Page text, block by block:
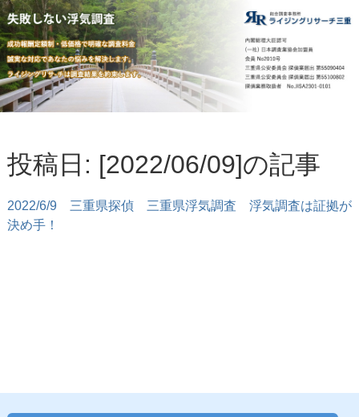
投稿日: [2022/06/09]の記事
2022/6/9
三重県探偵 三重県浮気調査 浮気調査は証拠が
決め手！